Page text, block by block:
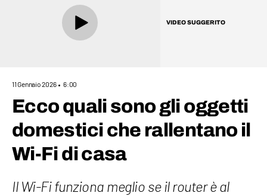
VIDEO SUGGERITO
11 Gennaio 2026 6:00
Ecco quali sono gli oggetti
domestici che rallentano il
Wi-Fi di casa
Il Wi-Fi funziona meglio se il router è al